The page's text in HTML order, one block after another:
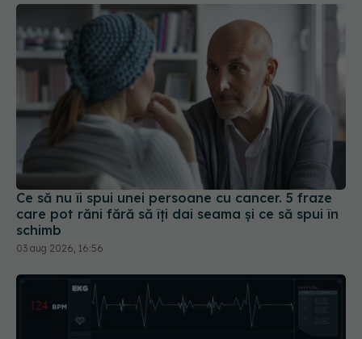
Ce să nu îi spui unei persoane cu cancer. 5 fraze
care pot răni fără să îți dai seama și ce să spui în
schimb
03 aug 2026, 16:56